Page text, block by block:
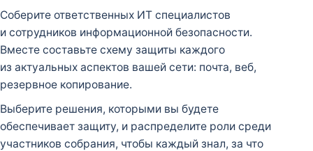
Соберите ответственных ИТ специалистов
и сотрудников информационной безопасности.
Вместе составьте схему защиты каждого
из актуальных аспектов вашей сети: почта, веб,
резервное копирование.
Выберите решения, которыми вы будете
обеспечивает защиту, и распределите роли среди
участников собрания, чтобы каждый знал, за что